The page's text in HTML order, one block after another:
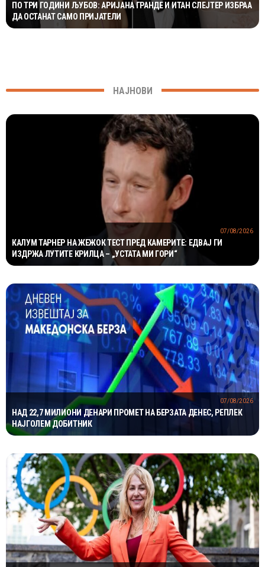
ПО ТРИ ГОДИНИ ЉУБОВ: АРИЈАНА ГРАНДЕ И ИТАН СЛЕЈТЕР ИЗБРАА
ДА ОСТАНАТ САМО ПРИЈАТЕЛИ
НАЈНОВИ
КАЛУМ ТАРНЕР НА ЖЕЖОК ТЕСТ ПРЕД КАМЕРИТЕ: ЕДВАЈ ГИ
ИЗДРЖА ЛУТИТЕ КРИЛЦА – „УСТАТА МИ ГОРИ“
07/08/2026
НАД 22,7 МИЛИОНИ ДЕНАРИ ПРОМЕТ НА БЕРЗАТА ДЕНЕС, РЕПЛЕК
НАЈГОЛЕМ ДОБИТНИК
07/08/2026